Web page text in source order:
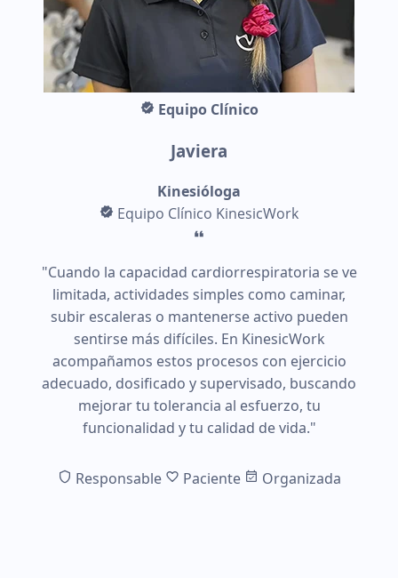
Equipo Clínico
Javiera
Kinesióloga
Equipo Clínico KinesicWork
"Cuando la capacidad cardiorrespiratoria se ve
limitada, actividades simples como caminar,
subir escaleras o mantenerse activo pueden
sentirse más difíciles. En KinesicWork
acompañamos estos procesos con ejercicio
adecuado, dosificado y supervisado, buscando
mejorar tu tolerancia al esfuerzo, tu
funcionalidad y tu calidad de vida."
Responsable Paciente Organizada